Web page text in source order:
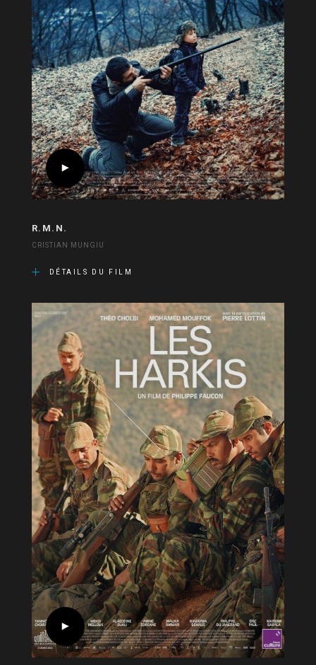
R.M.N.
CRISTIAN MUNGIU
DÉTAILS DU FILM